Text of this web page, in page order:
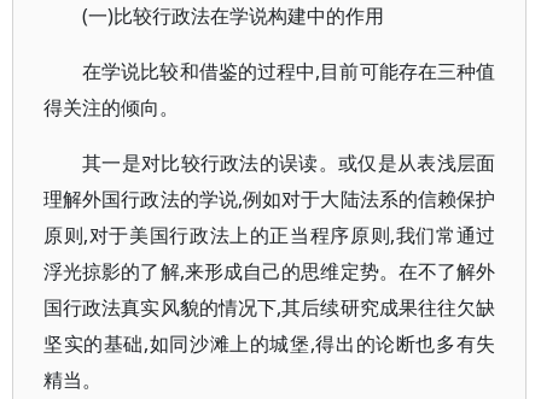
(一)比较行政法在学说构建中的作用
在学说比较和借鉴的过程中,目前可能存在三种值
得关注的倾向。
其一是对比较行政法的误读。或仅是从表浅层面
理解外国行政法的学说,例如对于大陆法系的信赖保护
原则,对于美国行政法上的正当程序原则,我们常通过
浮光掠影的了解,来形成自己的思维定势。在不了解外
国行政法真实风貌的情况下,其后续研究成果往往欠缺
坚实的基础,如同沙滩上的城堡,得出的论断也多有失
精当。